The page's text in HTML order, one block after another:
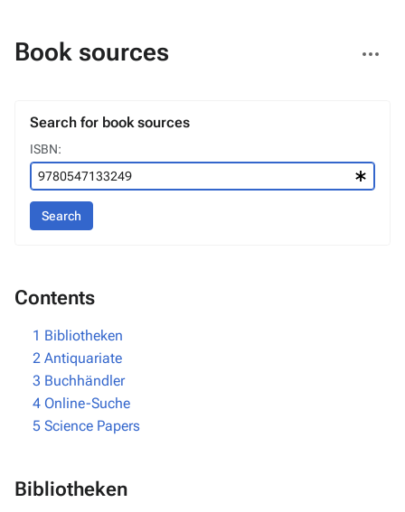
Book sources
actions
Search for book sources
ISBN:
Search
Contents
1 Bibliotheken
2 Antiquariate
3 Buchhändler
4 Online-Suche
5 Science Papers
Bibliotheken